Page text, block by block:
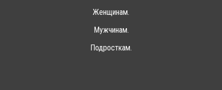
Женщинам.
Мужчинам.
Подросткам.